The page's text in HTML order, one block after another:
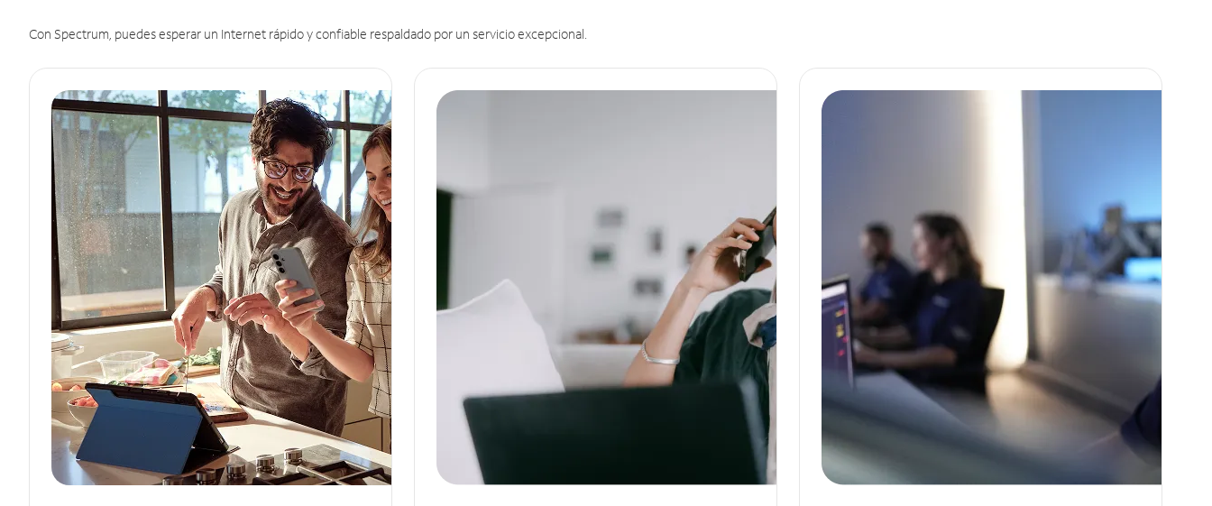
Con Spectrum, puedes esperar un Internet rápido y confiable respaldado por un servicio excepcional.